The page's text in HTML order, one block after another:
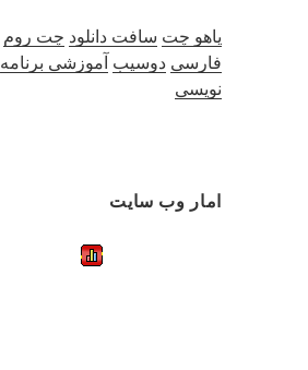
یاهو چت سافت دانلود چت روم
فارسی دوسیب آموزشی برنامه
نویسی
امار وب سایت